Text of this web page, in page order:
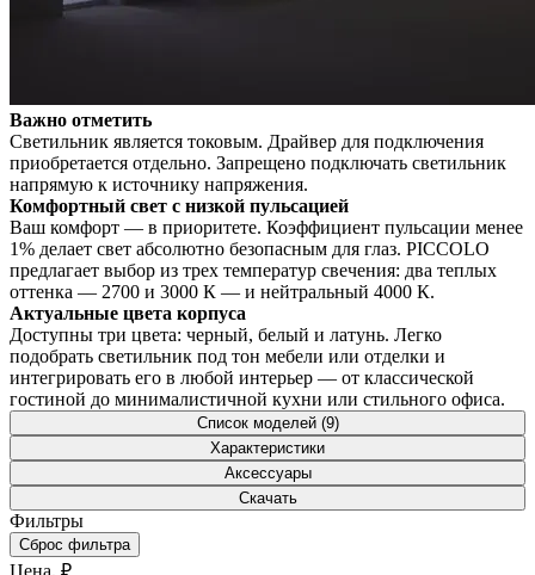
Важно отметить
Светильник является токовым. Драйвер для подключения
приобретается отдельно. Запрещено подключать светильник
напрямую к источнику напряжения.
Комфортный свет с низкой пульсацией
Ваш комфорт — в приоритете. Коэффициент пульсации менее
1% делает свет абсолютно безопасным для глаз. PICCOLO
предлагает выбор из трех температур свечения: два теплых
оттенка — 2700 и 3000 К — и нейтральный 4000 К.
Актуальные цвета корпуса
Доступны три цвета: черный, белый и латунь. Легко
подобрать светильник под тон мебели или отделки и
интегрировать его в любой интерьер — от классической
гостиной до минималистичной кухни или стильного офиса.
Список моделей (9)
Характеристики
Аксессуары
Скачать
Фильтры
Сброс фильтра